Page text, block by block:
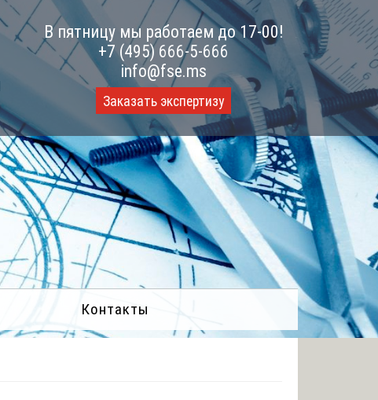
В пятницу мы работаем до 17-00!
+7 (495) 666-5-666
info@fse.ms
Заказать экспертизу
Контакты